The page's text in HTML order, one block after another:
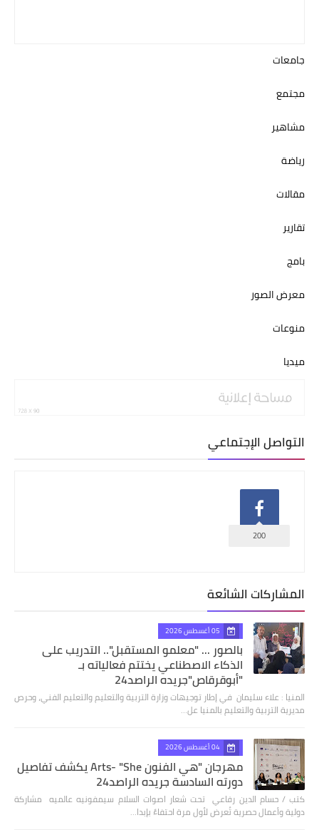
جامعات
مجتمع
مشاهير
رياضة
مقالات
تقارير
بامج
معرض الصور
منوعات
ميديا
التواصل الإجتماعي
200
المشاركات الشائعة
05 أغسطس 2026
بالصور ... "معلمو المستقبل".. التدريب على
الذكاء الاصطناعي يختتم فعالياته بـ
"أبوقرقاص"جريده الراصد24
المنيا : علاء سليمان في إطار توجيهات وزارة التربية والتعليم والتعليم الفني، وحرص
مديرية التربية والتعليم بالمنيا عل…
04 أغسطس 2026
مهرجان "هي الفنون Arts- "She يكشف تفاصيل
دورته السادسة جريده الراصد24
كتب / حسام الدين رفاعي تحت شعار اصوات السلام سيمفونيه عالميه مشاركة
دولية وأعمال حصرية تُعرض لأول مرة احتفاءً بإبدا…